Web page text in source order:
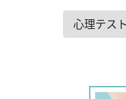
心理テス